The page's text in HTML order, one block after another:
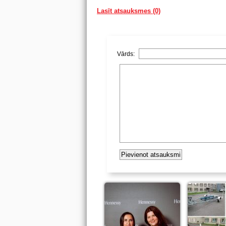
Lasīt atsauksmes (0)
Vārds: